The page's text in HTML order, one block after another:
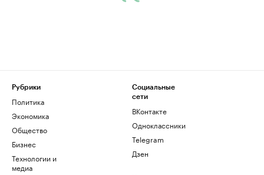
Рубрики
Политика
Экономика
Общество
Бизнес
Технологии и
медиа
Социальные
сети
ВКонтакте
Одноклассники
Telegram
Дзен